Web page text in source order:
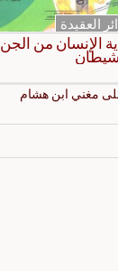
العقيدة
الإنسان من الجن
مغني ابن هشام